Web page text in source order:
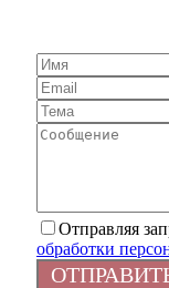
Отправляя
обработки